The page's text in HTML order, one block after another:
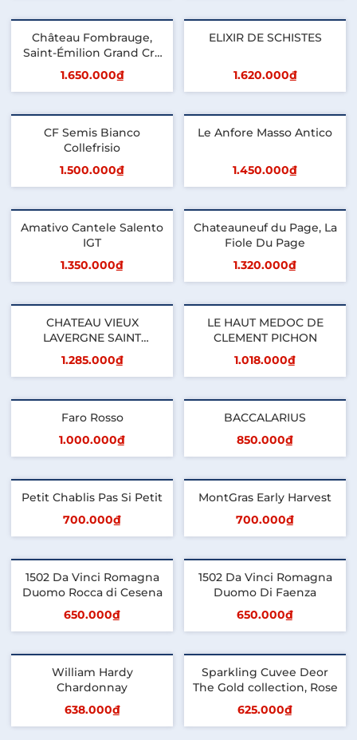
Château Fombrauge,
Saint-Émilion Grand Cru
Classés
1.650.000₫
ELIXIR DE SCHISTES
1.620.000₫
CF Semis Bianco
Collefrisio
1.500.000₫
Le Anfore Masso Antico
1.450.000₫
Amativo Cantele Salento
IGT
1.350.000₫
Chateauneuf du Page, La
Fiole Du Page
1.320.000₫
CHATEAU VIEUX
LAVERGNE SAINT
EMILION GRAND CRU
1.285.000₫
LE HAUT MEDOC DE
CLEMENT PICHON
1.018.000₫
Faro Rosso
1.000.000₫
BACCALARIUS
850.000₫
Petit Chablis Pas Si Petit
700.000₫
MontGras Early Harvest
700.000₫
1502 Da Vinci Romagna
Duomo Rocca di Cesena
650.000₫
1502 Da Vinci Romagna
Duomo Di Faenza
650.000₫
William Hardy
Chardonnay
638.000₫
Sparkling Cuvee Deor
The Gold collection, Rose
625.000₫